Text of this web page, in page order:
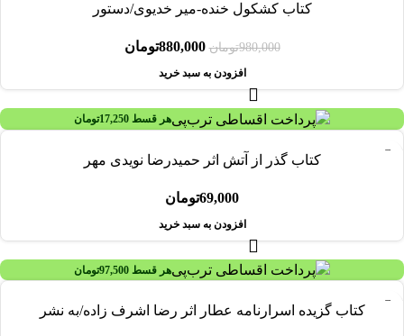
کتاب کشکول خنده-میر خدیوی/دستور
980,000تومان 880,000تومان
افزودن به سبد خرید
هر قسط 17,250تومان
کتاب گذر از آتش اثر حمیدرضا نویدی مهر
69,000تومان
افزودن به سبد خرید
هر قسط 97,500تومان
کتاب گزیده اسرارنامه عطار اثر رضا اشرف زاده/به نشر